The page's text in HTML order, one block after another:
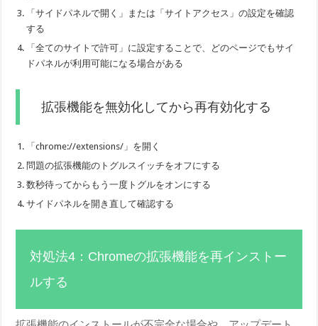
「サイドパネルで開く」または「サイトアクセス」の設定を確認
する
「全てのサイトで許可」に設定することで、どのページでもサイ
ドパネルが利用可能になる場合がある
拡張機能を無効化してから再有効化する
「chrome://extensions/」を開く
問題の拡張機能のトグルスイッチをオフにする
数秒待ってからもう一度トグルをオンにする
サイドパネルを開き直して確認する
対処法4：Chromeの拡張機能を再インストー
ルする